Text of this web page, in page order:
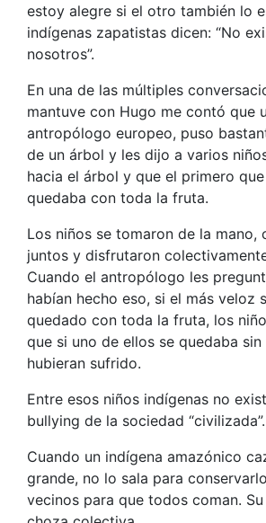
estoy alegre si el otro también lo
indígenas zapatistas dicen: “No
nosotros”.
En una de las múltiples
mantuve con Hugo me contó que
antropólogo europeo, puso
de un árbol y les dijo a varios
hacia el árbol y que el primero
quedaba con toda la fruta.
Los niños se tomaron de la mano,
juntos y disfrutaron
Cuando el antropólogo les
habían hecho eso, si el más veloz
quedado con toda la fruta, los
que si uno de ellos se quedaba
hubieran sufrido.
Entre esos niños indígenas no
bullying de la sociedad “civilizada”.
Cuando un indígena amazónico
grande, no lo sala para
vecinos para que todos coman.